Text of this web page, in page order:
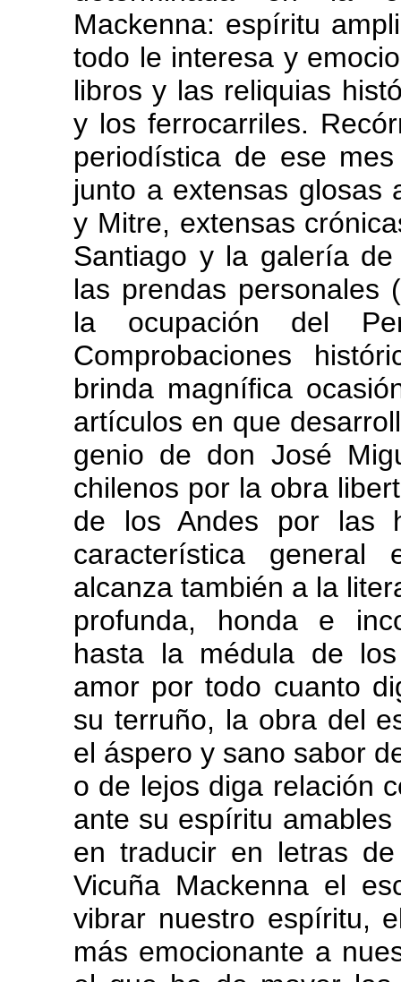
Mackenna: espíritu
todo le interesa y
libros y las reliquias
y los ferrocarriles.
periodística de ese
junto a extensas glosas
y Mitre, extensas
Santiago y la galería
las prendas personales
la ocupación del
Comprobaciones
brinda magnífica
artículos en que
genio de don José
chilenos por la obra
de los Andes por las
característica
alcanza también a la
profunda, honda e
hasta la médula de
amor por todo cuanto
su terruño, la obra del
el áspero y sano sabor
o de lejos diga relación
ante su espíritu
en traducir en letras
Vicuña Mackenna el
vibrar nuestro espíritu,
más emocionante a